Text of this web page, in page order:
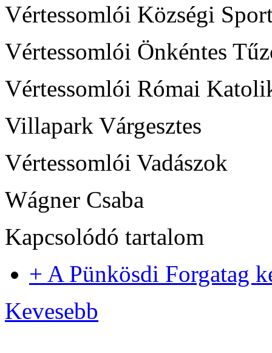
Vértessomlói Községi
Vértessomlói Önkéntes
Vértessomlói Római
Villapark Várgesztes
Vértessomlói Vadászok
Wágner Csaba
Kapcsolódó tartalom
+ A Pünkösdi Forgatag
Kevesebb